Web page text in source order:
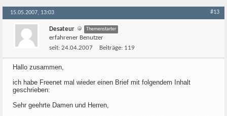
15.05.2007, 13:03 #13
Desateur Themenstarter
erfahrener Benutzer
seit: 24.04.2007 Beiträge: 119
Hallo zusammen,
ich habe Freenet mal wieder einen Brief mit folgendem Inhalt
geschrieben:
Sehr geehrte Damen und Herren,